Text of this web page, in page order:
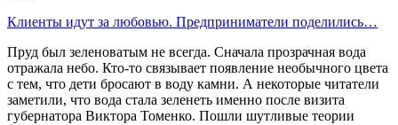
Клиенты идут за любовью. Предприниматели поделились…
Пруд был зеленоватым не всегда. Сначала прозрачная вода
отражала небо. Кто-то связывает появление необычного цвета
с тем, что дети бросают в воду камни. А некоторые читатели
заметили, что вода стала зеленеть именно после визита
губернатора Виктора Томенко. Пошли шутливые теории